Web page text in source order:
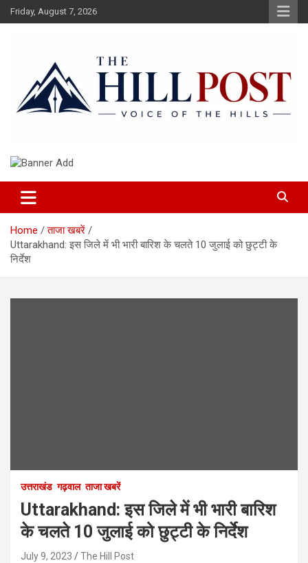
Skip
to
Friday, August 7, 2026
The Hillpost
Home
ताजा खबरें
Uttarakhand: इस जिले में भी भारी बारिश के चलते 10 जुलाई को छुट्टी के
निर्देश
उत्तराखंड गढ़वाल ताजा खबरें
Uttarakhand: इस जिले में भी भारी बारिश
के चलते 10 जुलाई को छुट्टी के निर्देश
July 9, 2023 The Hill Post